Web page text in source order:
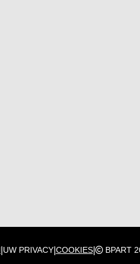
UW PRIVACY| COOKIES| BPART